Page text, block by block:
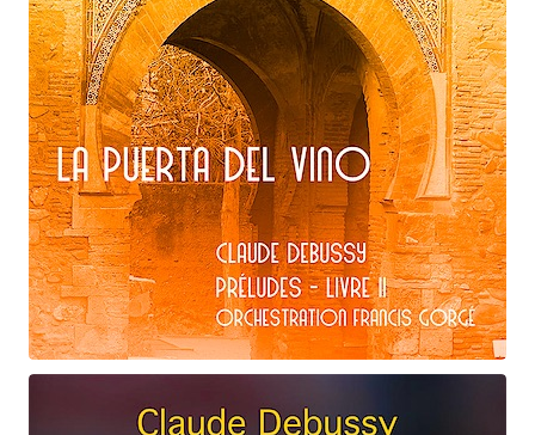
Claude Debussy